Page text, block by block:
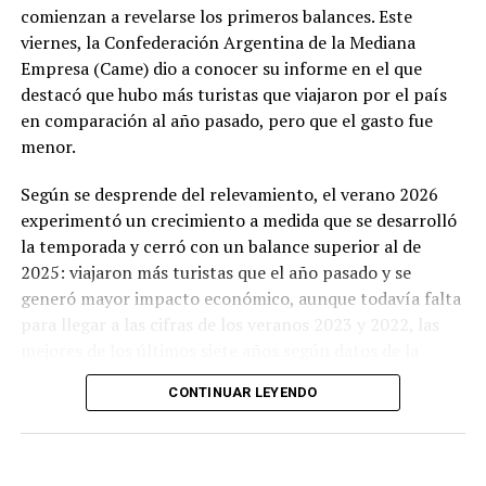
detuvo su marcha.
Como consecuencia del brutal impacto sobre el costado
derecho, el Corolla de los correntinos (domiciliados
en Paso de la Patria) terminó su carrera contra un
murallón de piedras.
A raíz de la colisión, en el lugar se produjo la muerte
de Mayra Eliana Cardozo (38). La mujer viajaba en la
butaca delantera derecha del coche que conducía su
pareja, Pedro Sebastián Fader (37).
En la parte trasera iban las dos hijas de la
mujer, Valentina (16) y Martina Báez (15), quienes
comienzan a revelarse los primeros balances. Este
viernes, la Confederación Argentina de la Mediana
Empresa (Came) dio a conocer su informe en el que
destacó que hubo más turistas que viajaron por el país
en comparación al año pasado, pero que el gasto fue
menor.
Según se desprende del relevamiento, el verano 2026
experimentó un crecimiento a medida que se desarrolló
la temporada y cerró con un balance superior al de
2025: viajaron más turistas que el año pasado y se
generó mayor impacto económico, aunque todavía falta
para llegar a las cifras de los veranos 2023 y 2022, las
propia Came.
CONTINUAR LEYENDO